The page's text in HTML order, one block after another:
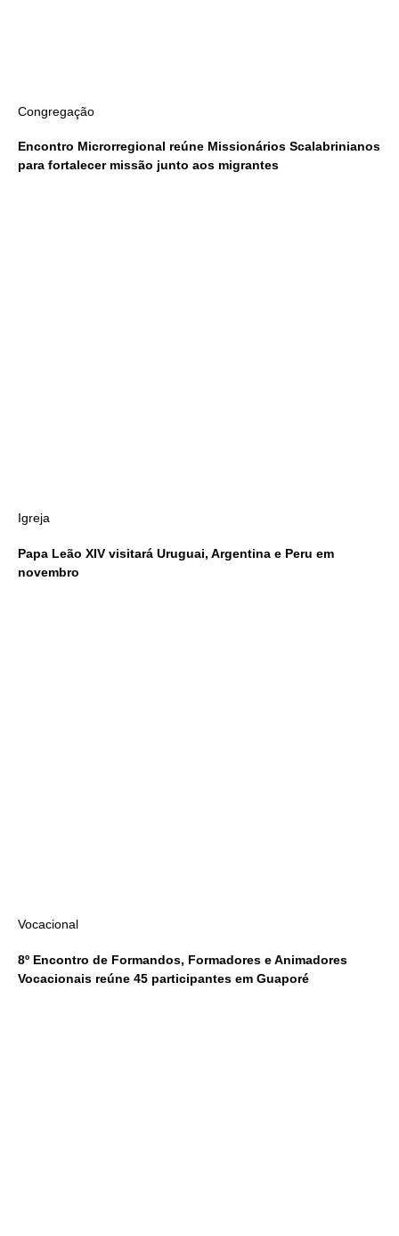
Congregação
Encontro Microrregional reúne Missionários Scalabrinianos
para fortalecer missão junto aos migrantes
Igreja
Papa Leão XIV visitará Uruguai, Argentina e Peru em
novembro
Vocacional
8º Encontro de Formandos, Formadores e Animadores
Vocacionais reúne 45 participantes em Guaporé